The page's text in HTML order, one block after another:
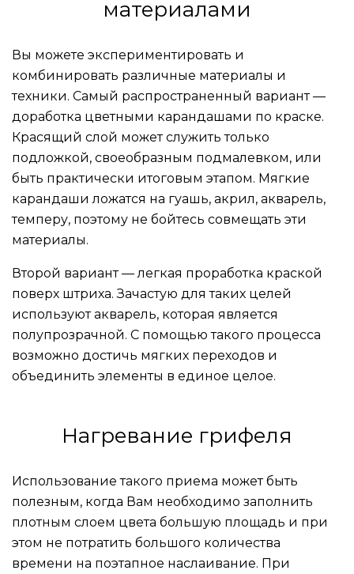
материалами
Вы можете экспериментировать и
комбинировать различные материалы и
техники. Самый распространенный вариант —
доработка цветными карандашами по краске.
Красящий слой может служить только
подложкой, своеобразным подмалевком, или
быть практически итоговым этапом. Мягкие
карандаши ложатся на гуашь, акрил, акварель,
темперу, поэтому не бойтесь совмещать эти
материалы.
Второй вариант — легкая проработка краской
поверх штриха. Зачастую для таких целей
используют акварель, которая является
полупрозрачной. С помощью такого процесса
возможно достичь мягких переходов и
объединить элементы в единое целое.
Нагревание грифеля
Использование такого приема может быть
полезным, когда Вам необходимо заполнить
плотным слоем цвета большую площадь и при
этом не потратить большого количества
времени на поэтапное наслаивание. При